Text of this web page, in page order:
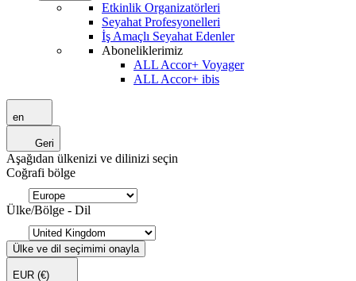
Etkinlik Organizatörleri
Seyahat Profesyonelleri
İş Amaçlı Seyahat Edenler
Aboneliklerimiz
ALL Accor+ Voyager
ALL Accor+ ibis
en
Geri
Aşağıdan ülkenizi ve dilinizi seçin
Coğrafi bölge
Ülke/Bölge - Dil
Ülke ve dil seçimimi onayla
EUR (€)